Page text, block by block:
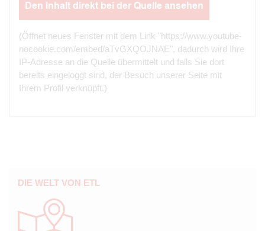
Den Inhalt direkt bei der Quelle ansehen
(Öffnet neues Fenster mit dem Link "https://www.youtube-
nocookie.com/embed/aTvGXQOJNAE", dadurch wird Ihre
IP-Adresse an die Quelle übermittelt und falls Sie dort
bereits eingeloggt sind, der Besuch unserer Seite mit
Ihrem Profil verknüpft.)
DIE WELT VON ETL